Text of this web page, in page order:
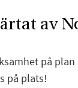
av
på
på plats!